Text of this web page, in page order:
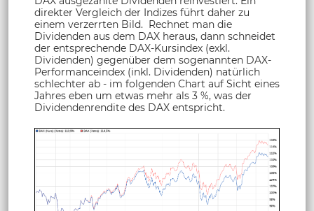
direkter Vergleich der Indizes führt daher zu
einem verzerrten Bild. Rechnet man die
Dividenden aus dem DAX heraus, dann schneidet
der entsprechende DAX-Kursindex (exkl.
Dividenden) gegenüber dem sogenannten DAX-
Performanceindex (inkl. Dividenden) natürlich
schlechter ab - im folgenden Chart auf Sicht eines
Jahres eben um etwas mehr als 3 %, was der
Dividendenrendite des DAX entspricht.